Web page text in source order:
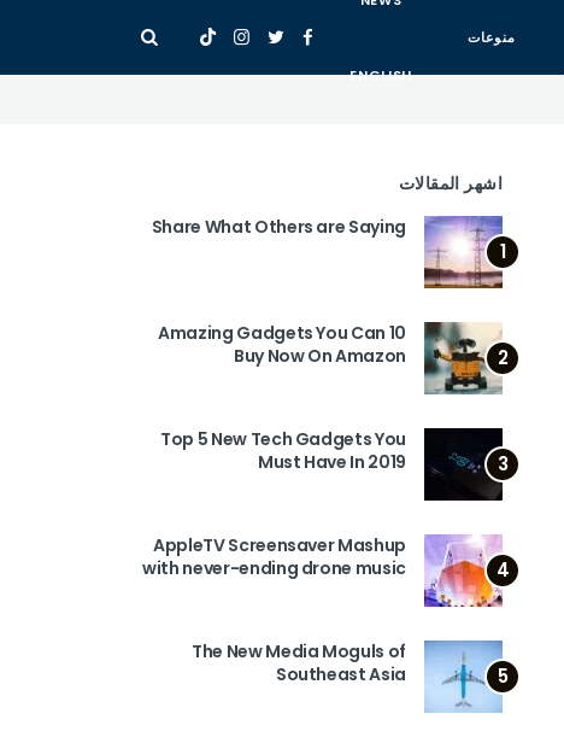
منوعات
ENGLISH
اشهر المقالات
1
Share What Others are Saying
2
10 Amazing Gadgets You Can
Buy Now On Amazon
3
Top 5 New Tech Gadgets You
Must Have In 2019
4
AppleTV Screensaver Mashup
with never-ending drone music
5
The New Media Moguls of
Southeast Asia